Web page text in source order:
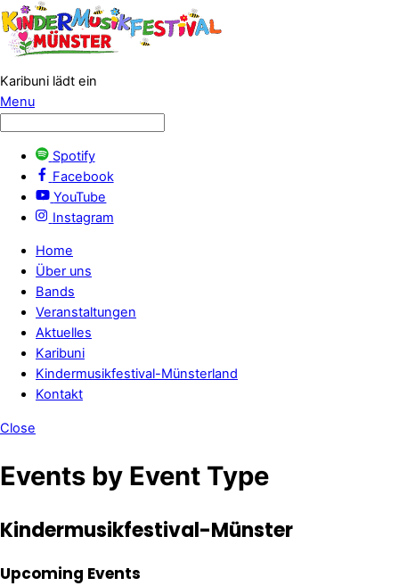
Karibuni lädt ein
Menu
Spotify
Facebook
YouTube
Instagram
Home
Über uns
Bands
Veranstaltungen
Aktuelles
Karibuni
Kindermusikfestival-Münsterland
Kontakt
Close
Events by Event Type
Kindermusikfestival-Münster
Upcoming Events